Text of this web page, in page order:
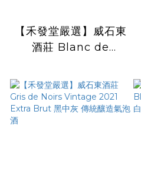
【禾發堂嚴選】威石東
酒莊 Blanc de
2020 白中白 傳統釀
造氣泡酒